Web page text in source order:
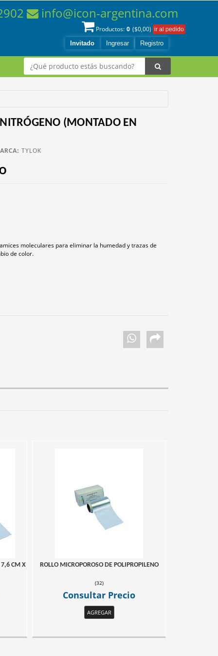
Invitado Ingresar Registro
Productos: 0 ($0,00)
info@icon-argentina.com
(MONTADO EN
TYLOK
moleculares para eliminar la humedad y trazas de
de color.
7,6 CM X
ROLLO MICROPOROSO DE POLIPROPILENO
(32)
Consultar Precio
AGREGAR